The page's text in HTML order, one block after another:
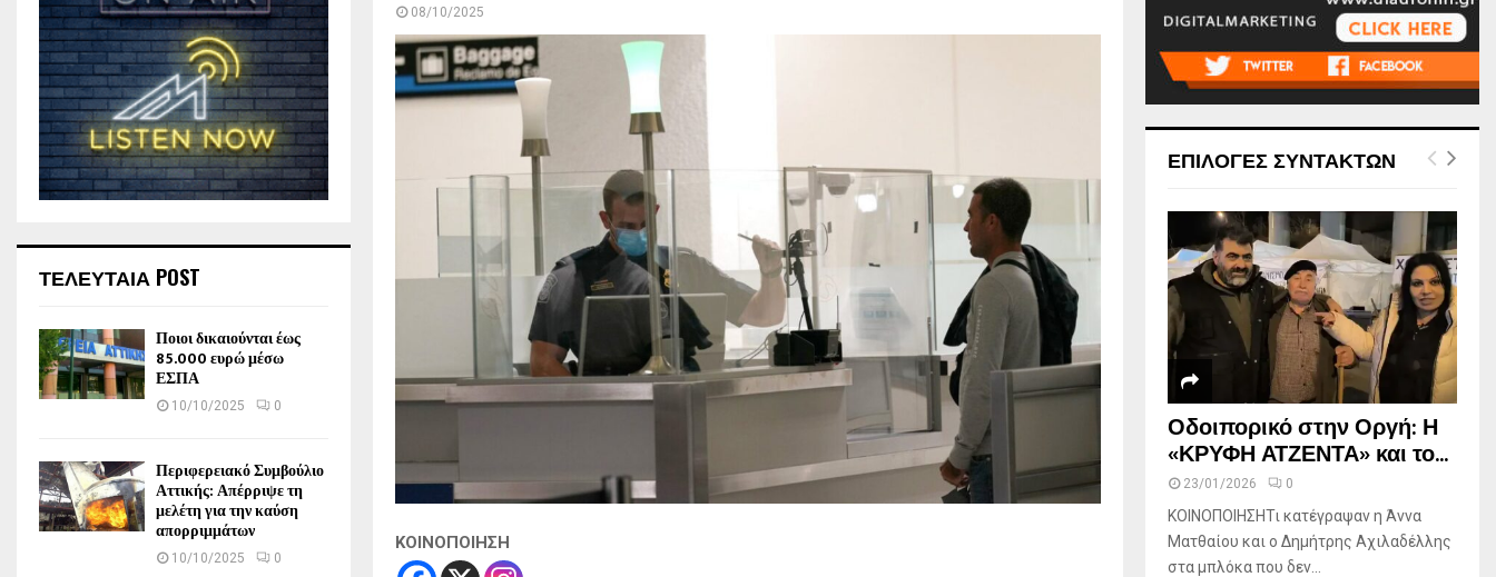
08/10/2025
ΚΟΙΝΟΠΟΙΗΣΗ
ΤΕΛΕΥΤΑΙΑ POST
Ποιοι δικαιούνται έως
85.000 ευρώ μέσω
ΕΣΠΑ
10/10/2025 0
Περιφερειακό Συμβούλιο
Αττικής: Απέρριψε τη
μελέτη για την καύση
απορριμμάτων
10/10/2025 0
ΕΠΙΛΟΓΕΣ ΣΥΝΤΑΚΤΩΝ
Οδοιπορικό στην Οργή: Η
«ΚΡΥΦΗ ΑΤΖΕΝΤΑ» και το...
23/01/2026 0
ΚΟΙΝΟΠΟΙΗΣΗΤι κατέγραψαν η Άννα
Ματθαίου και ο Δημήτρης Αχιλαδέλλης
στα μπλόκα που δεν...